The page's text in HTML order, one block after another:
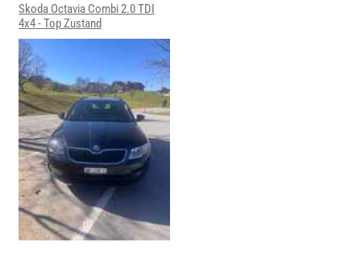
Skoda Octavia Combi 2.0 TDI
4x4 - Top Zustand